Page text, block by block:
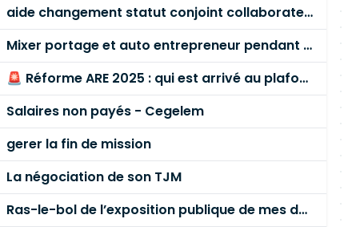
aide changement statut conjoint collaborateur
Mixer portage et auto entrepreneur pendant des années - quel risque ?
🚨 Réforme ARE 2025 : qui est arrivé au plafond des 60 % en gardant son entreprise ?
Salaires non payés - Cegelem
gerer la fin de mission
La négociation de son TJM
Ras-le-bol de l’exposition publique de mes données personnelles liées à mon entreprise